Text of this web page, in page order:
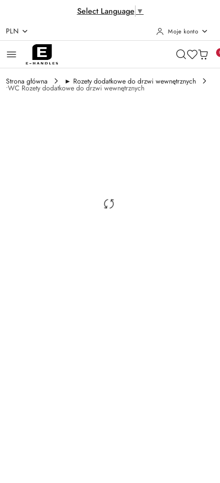
Select Language ▼
Przejdź do treści głównej
Przejdź do wyszukiwarki
Przejdź do moje konto
Przejdź do menu głównego
Przejdź do opisu produktu
Przejdź do stopki
PLN Moje konto
Strona główna ► Rozety dodatkowe do drzwi wewnętrznych
•WC Rozety dodatkowe do drzwi wewnętrznych